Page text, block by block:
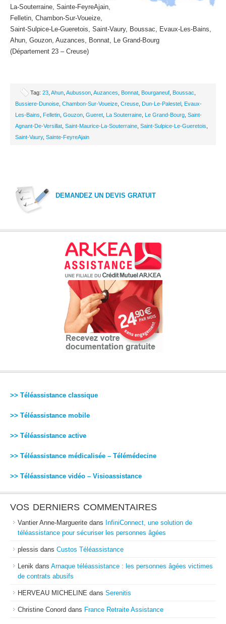
La-Souterraine, Sainte-FeyreAjain,
Felletin, Chambon-Sur-Voueize,
Saint-Sulpice-Le-Gueretois, Saint-Vaury, Boussac, Evaux-Les-Bains,
Ahun, Gouzon, Auzances, Bonnat, Le Grand-Bourg
(Département 23 – Creuse)
Tag: 23 Ahun Aubusson Auzances Bonnat Bourganeuf Boussac
Bussiere-Dunoise Chambon-Sur-Voueize Creuse Dun-Le-Palestel Evaux-
Les-Bains
Felletin Gouzon Gueret La Souterraine Le Grand-Bourg Saint-
Agnant-De-Versillat Saint-Maurice-La-Souterraine Saint-Sulpice-Le-Gueretois
Saint-Vaury, Sainte-FeyreAjain
DEMANDEZ UN DEVIS GRATUIT
>> Téléassistance classique
>> Téléassistance mobile
>> Téléassistance active
>> Téléassistance médicalisée – Télémédecine
>> Téléassistance vidéo – Visioassistance
VOS DERNIERS COMMENTAIRES
Vantier Anne-Marguerite dans InfiniConnect, une solution de
téléassistance pour sécuriser les personnes âgées
plessis dans Custos Téléassistance
Lenik dans Arnaque téléassistance : les personnes âgées victimes
de contrats abusifs
HERVEAU MICHELINE dans Serenitis
Christine Conord dans France Retraite Assistance